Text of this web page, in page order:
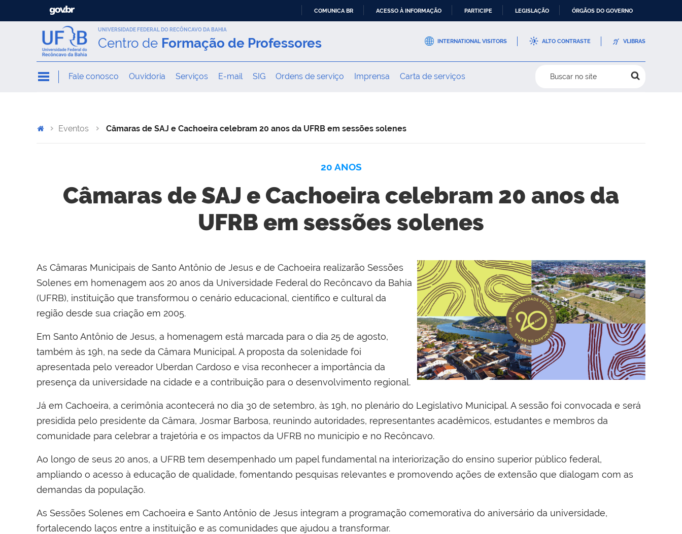
CONTEÚDO
COMUNICA BR ACESSO À INFORMAÇÃO PARTICIPE LEGISLAÇÃO ÓRGÃOS DO GOVERNO
UNIVERSIDADE FEDERAL DO RECÔNCAVO DA BAHIA
Centro de Formação de Professores INTERNATIONAL VISITORS ALTO CONTRASTE VLIBRAS
Fale conosco Ouvidoria Serviços E-mail SIG Ordens de serviço Imprensa Carta de serviços Buscar no site
Eventos Câmaras de SAJ e Cachoeira celebram 20 anos da UFRB em sessões solenes
20 ANOS
Câmaras de SAJ e Cachoeira celebram 20 anos da
UFRB em sessões solenes
As Câmaras Municipais de Santo Antônio de Jesus e de Cachoeira realizarão Sessões
Solenes em homenagem aos 20 anos da Universidade Federal do Recôncavo da Bahia
(UFRB), instituição que transformou o cenário educacional, científico e cultural da
região desde sua criação em 2005.
Em Santo Antônio de Jesus, a homenagem está marcada para o dia 25 de agosto,
também às 19h, na sede da Câmara Municipal. A proposta da solenidade foi
apresentada pelo vereador Uberdan Cardoso e visa reconhecer a importância da
presença da universidade na cidade e a contribuição para o desenvolvimento regional.
Já em Cachoeira, a cerimônia acontecerá no dia 30 de setembro, às 19h, no plenário do Legislativo Municipal. A sessão foi convocada e será
presidida pelo presidente da Câmara, Josmar Barbosa, reunindo autoridades, representantes acadêmicos, estudantes e membros da
comunidade para celebrar a trajetória e os impactos da UFRB no município e no Recôncavo.
Ao longo de seus 20 anos, a UFRB tem desempenhado um papel fundamental na interiorização do ensino superior público federal,
ampliando o acesso à educação de qualidade, fomentando pesquisas relevantes e promovendo ações de extensão que dialogam com as
demandas da população.
As Sessões Solenes em Cachoeira e Santo Antônio de Jesus integram a programação comemorativa do aniversário da universidade,
fortalecendo laços entre a instituição e as comunidades que ajudou a transformar.